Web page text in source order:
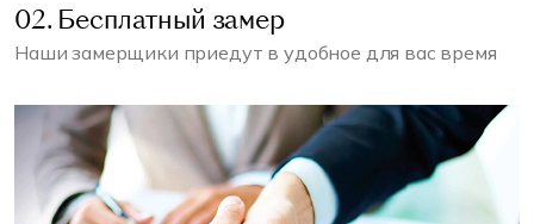
02. Бесплатный замер
Наши замерщики приедут в удобное для вас время